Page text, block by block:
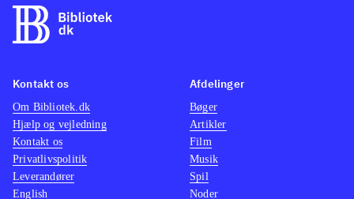
Kontakt os
Om Bibliotek.dk
Hjælp og vejledning
Kontakt os
Privatlivspolitik
Leverandører
English
Afdelinger
Bøger
Artikler
Film
Musik
Spil
Noder